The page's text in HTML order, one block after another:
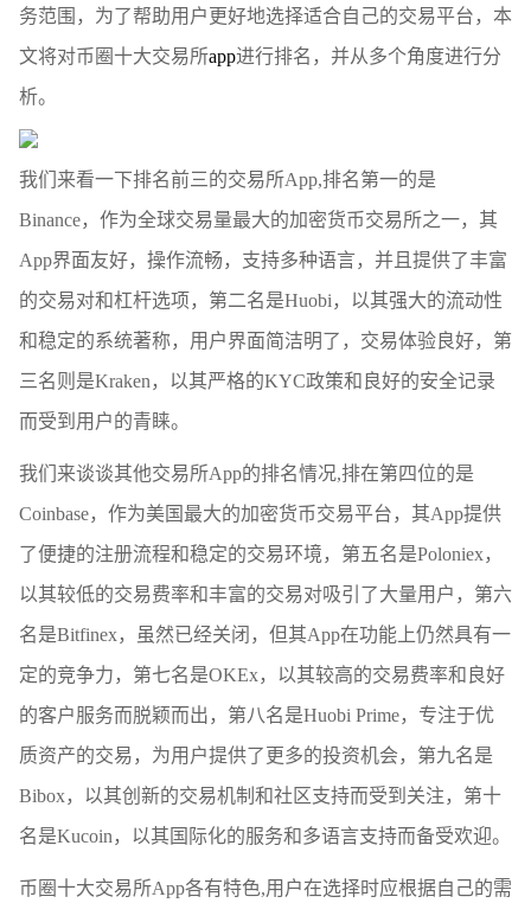
务范围，为了帮助用户更好地选择适合自己的交易平台，本
文将对币圈十大交易所app进行排名，并从多个角度进行分
析。
我们来看一下排名前三的交易所App,排名第一的是
Binance，作为全球交易量最大的加密货币交易所之一，其
App界面友好，操作流畅，支持多种语言，并且提供了丰富
的交易对和杠杆选项，第二名是Huobi，以其强大的流动性
和稳定的系统著称，用户界面简洁明了，交易体验良好，第
三名则是Kraken，以其严格的KYC政策和良好的安全记录
而受到用户的青睐。
我们来谈谈其他交易所App的排名情况,排在第四位的是
Coinbase，作为美国最大的加密货币交易平台，其App提供
了便捷的注册流程和稳定的交易环境，第五名是Poloniex，
以其较低的交易费率和丰富的交易对吸引了大量用户，第六
名是Bitfinex，虽然已经关闭，但其App在功能上仍然具有一
定的竞争力，第七名是OKEx，以其较高的交易费率和良好
的客户服务而脱颖而出，第八名是Huobi Prime，专注于优
质资产的交易，为用户提供了更多的投资机会，第九名是
Bibox，以其创新的交易机制和社区支持而受到关注，第十
名是Kucoin，以其国际化的服务和多语言支持而备受欢迎。
币圈十大交易所App各有特色,用户在选择时应根据自己的需